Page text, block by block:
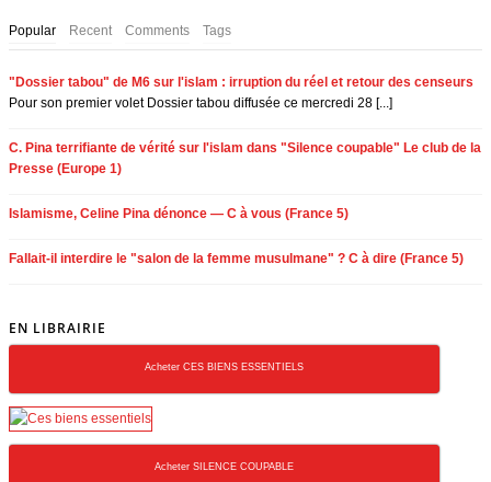
Popular Recent Comments Tags
"Dossier tabou" de M6 sur l'islam : irruption du réel et retour des censeurs
Pour son premier volet Dossier tabou diffusée ce mercredi 28 [...]
C. Pina terrifiante de vérité sur l'islam dans "Silence coupable" Le club de la
Presse (Europe 1)
Islamisme, Celine Pina dénonce — C à vous (France 5)
Fallait-il interdire le "salon de la femme musulmane" ? C à dire (France 5)
EN LIBRAIRIE
Acheter CES BIENS ESSENTIELS
Acheter SILENCE COUPABLE